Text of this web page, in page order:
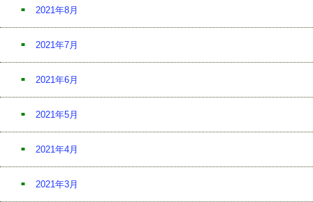
2021年8月
2021年7月
2021年6月
2021年5月
2021年4月
2021年3月